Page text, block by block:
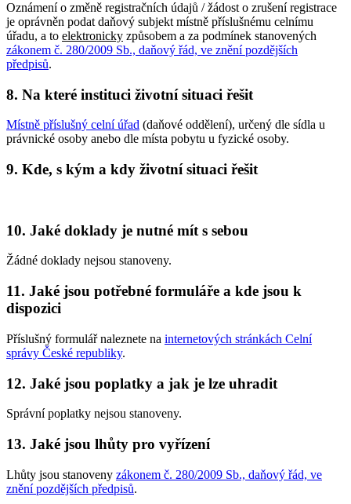
Oznámení o změně registračních údajů / žádost o zrušení registrace
je oprávněn podat daňový subjekt místně příslušnému celnímu
úřadu, a to elektronicky způsobem a za podmínek stanovených
zákonem č. 280/2009 Sb., daňový řád, ve znění pozdějších
předpisů.
8. Na které instituci životní situaci řešit
Místně příslušný celní úřad (daňové oddělení), určený dle sídla u
právnické osoby anebo dle místa pobytu u fyzické osoby.
9. Kde, s kým a kdy životní situaci řešit
10. Jaké doklady je nutné mít s sebou
Žádné doklady nejsou stanoveny.
11. Jaké jsou potřebné formuláře a kde jsou k
dispozici
Příslušný formulář naleznete na internetových stránkách Celní
správy České republiky.
12. Jaké jsou poplatky a jak je lze uhradit
Správní poplatky nejsou stanoveny.
13. Jaké jsou lhůty pro vyřízení
Lhůty jsou stanoveny zákonem č. 280/2009 Sb., daňový řád, ve
znění pozdějších předpisů.